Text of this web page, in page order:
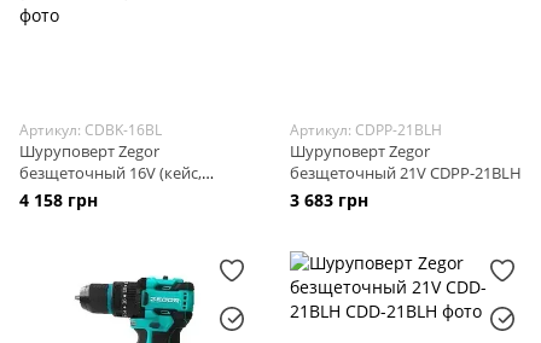
Артикул: CDBK-16BL
Шуруповерт Zegor
безщеточный 16V (кейс,
набор бит и сверл, аккум.
2.0Ah x 1шт.) черный, зарядка
4 158 грн
Артикул: CDPP-21BLH
Шуруповерт Zegor
безщеточный 21V CDPP-21BLH
3 683 грн